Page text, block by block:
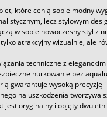
które cenią sobie modny
lecz stylowym
w sobie nowoczesny styl
atrakcyjny wizualnie, ale
techniczne z
nurkowanie bez
gwarantuje wysoką
na uszkodzenia tworzywa
jest oryginalny i objęty